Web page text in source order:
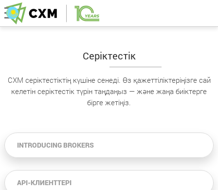
Серіктестік
CXM серіктестіктің күшіне сенеді. Өз қажеттіліктеріңізге сай
келетін серіктестік түрін таңдаңыз — және жаңа биіктерге
бірге жетіңіз.
INTRODUCING BROKERS
API-КЛИЕНТТЕРІ